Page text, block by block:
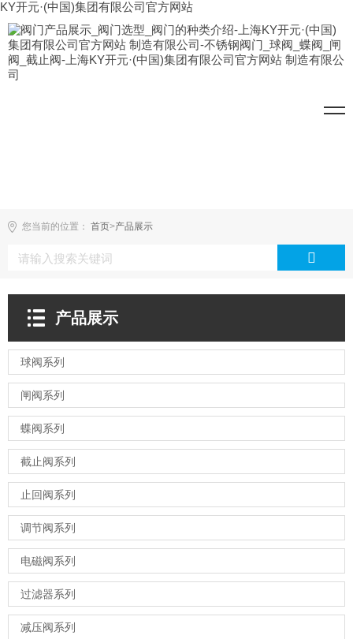
KY开元·(中国)集团有限公司官方网站
您当前的位置： 首页>产品展示
产品展示
球阀系列
闸阀系列
蝶阀系列
截止阀系列
止回阀系列
调节阀系列
电磁阀系列
过滤器系列
减压阀系列